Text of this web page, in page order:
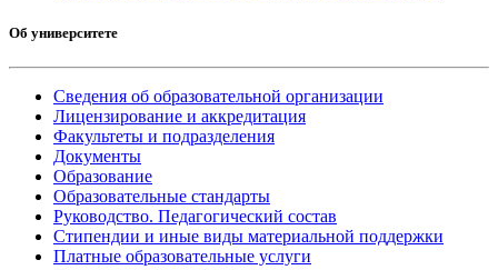
Об университете
Сведения об образовательной организации
Лицензирование и аккредитация
Факультеты и подразделения
Документы
Образование
Образовательные стандарты
Руководство. Педагогический состав
Стипендии и иные виды материальной поддержки
Платные образовательные услуги